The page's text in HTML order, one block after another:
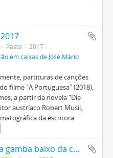
Pasta
2017
em caixas de José Mário
partituras de canções
filme "A Portuguesa" (2018),
a partir da novela "Die
austríaco Robert Musil,
da escritora
Parte de viola da gamba baixo da canção "Il y a cent ans"